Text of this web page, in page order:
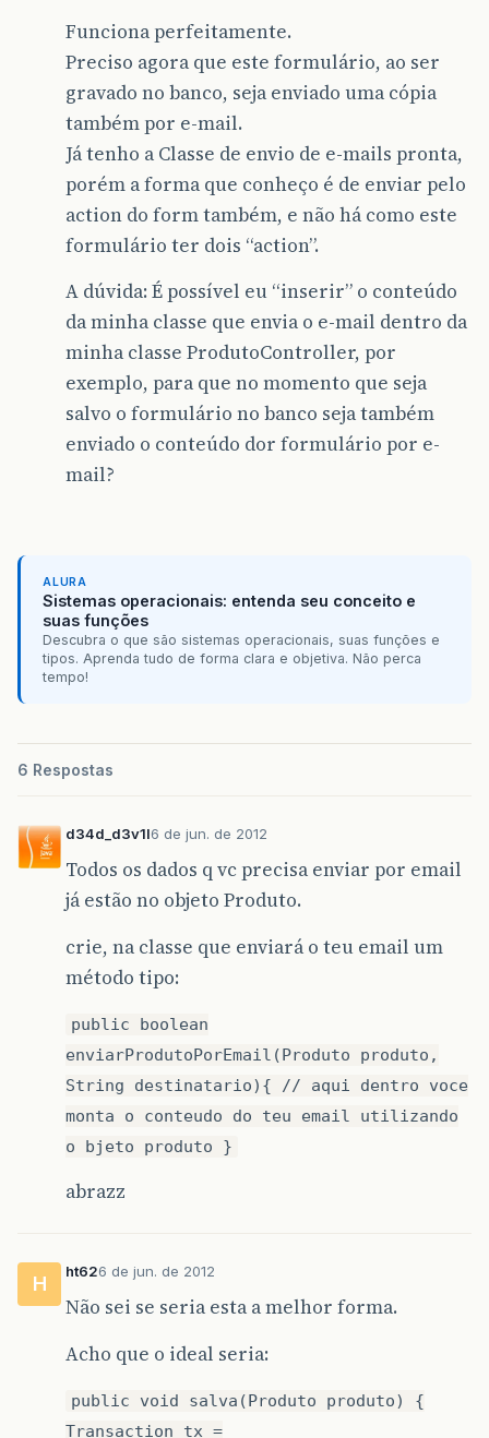
Funciona perfeitamente.
Preciso agora que este formulário, ao ser
gravado no banco, seja enviado uma cópia
também por e-mail.
Já tenho a Classe de envio de e-mails pronta,
porém a forma que conheço é de enviar pelo
action do form também, e não há como este
formulário ter dois “action”.
A dúvida: É possível eu “inserir” o conteúdo
da minha classe que envia o e-mail dentro da
minha classe ProdutoController, por
exemplo, para que no momento que seja
salvo o formulário no banco seja também
enviado o conteúdo dor formulário por e-
mail?
ALURA
Sistemas operacionais: entenda seu conceito e
suas funções
Descubra o que são sistemas operacionais, suas funções e
tipos. Aprenda tudo de forma clara e objetiva. Não perca
tempo!
6 Respostas
d34d_d3v1l6 de jun. de 2012
Todos os dados q vc precisa enviar por email
já estão no objeto Produto.
crie, na classe que enviará o teu email um
método tipo:
public boolean
enviarProdutoPorEmail(Produto produto,
String destinatario){ // aqui dentro voce
monta o conteudo do teu email utilizando
o bjeto produto }
abrazz
H
ht626 de jun. de 2012
Não sei se seria esta a melhor forma.
Acho que o ideal seria:
public void salva(Produto produto) {
Transaction tx =